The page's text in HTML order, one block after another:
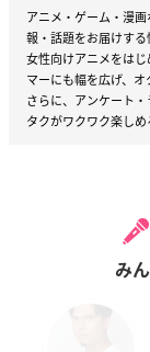
アニメ・ゲーム・漫
報・話題をお届けする
女性向けアニメをは
マーにも幅を広げ、オ
さらに、アンケート
タクがワクワク楽しめ
み